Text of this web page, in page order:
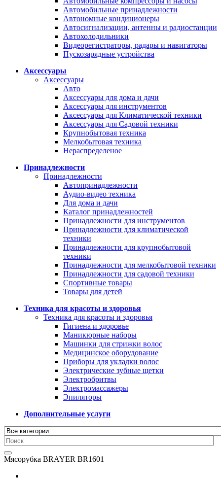
Автомобильные принадлежности
Автономные кондиционеры
Автосигнализации, антенны и радиостанции
Автохолодильники
Видеорегистраторы, радары и навигаторы
Пускозарядные устройства
Аксессуары
Аксессуары
Авто
Аксессуары для дома и дачи
Аксессуары для инструментов
Аксессуары для Климатической техники
Аксессуары для Садовой техники
Крупнобытовая техника
Мелкобытовая техника
Нераспределеное
Принадлежности
Принадлежности
Автопринадлежности
Аудио-видео техника
Для дома и дачи
Каталог принадлежностей
Принадлежности для инструментов
Принадлежности для климатической
техники
Принадлежности для крупнобытовой
техники
Принадлежности для мелкобытовой техники
Принадлежности для садовой техники
Спортивные товары
Товары для детей
Техника для красоты и здоровья
Техника для красоты и здоровья
Гигиена и здоровье
Маникюрные наборы
Машинки для стрижки волос
Медицинское оборудование
Приборы для укладки волос
Электрические зубные щетки
Электробритвы
Электромассажеры
Эпиляторы
Дополнительные услуги
Мясорубка BRAYER BR1601